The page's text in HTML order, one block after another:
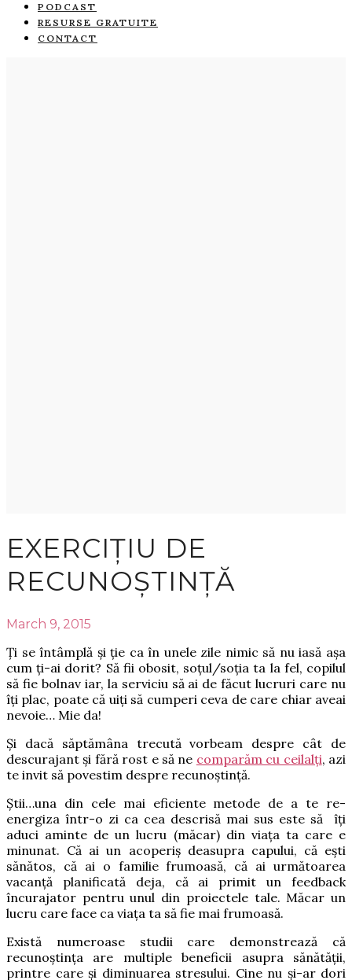
PODCAST
RESURSE GRATUITE
CONTACT
EXERCIȚIU DE
RECUNOȘTINȚĂ
March 9, 2015
Ți se întâmplă și ție ca în unele zile nimic să nu iasă așa
cum ți-ai dorit? Să fii obosit, soțul/soția ta la fel, copilul
să fie bolnav iar, la serviciu să ai de făcut lucruri care nu
îți plac, poate că uiți să cumperi ceva de care chiar aveai
nevoie… Mie da!
Și dacă săptămâna trecută vorbeam despre cât de
descurajant și fără rost e să ne comparăm cu ceilalți, azi
te invit să povestim despre recunoștință.
Știi…una din cele mai eficiente metode de a te re-
energiza într-o zi ca cea descrisă mai sus este să îți
aduci aminte de un lucru (măcar) din viața ta care e
minunat. Că ai un acoperiș deasupra capului, că ești
sănătos, că ai o familie frumoasă, că ai următoarea
vacanță planificată deja, că ai primit un feedback
încurajator pentru unul din proiectele tale. Măcar un
lucru care face ca viața ta să fie mai frumoasă.
Există numeroase studii care demonstrează că
recunoștința are multiple beneficii asupra sănătății,
printre care și diminuarea stresului. Cine nu și-ar dori